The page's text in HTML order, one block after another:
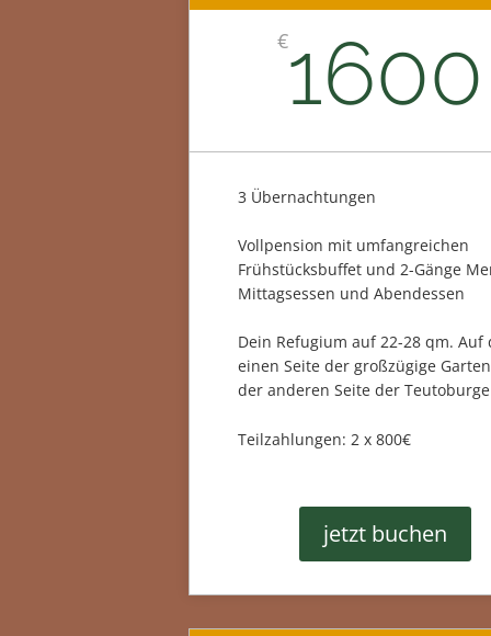
€1600
3 Übernachtungen
Vollpension mit umfangreichen
Frühstücksbuffet und 2-Gänge
Mittagsessen und Abendessen
Dein Refugium auf 22-28 qm. Auf
einen Seite der großzügige
der anderen Seite der
Teilzahlungen: 2 x 800€
jetzt buchen